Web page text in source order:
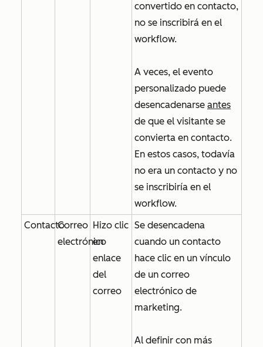
convertido en contacto,
no se inscribirá en el
workflow.
A veces, el evento
personalizado puede
desencadenarse antes
de que el visitante se
convierta en contacto.
En estos casos, todavía
no era un contacto y no
se inscribiría en el
workflow.
ContactoCorreo
electrónico
Hizo clic
en
enlace
del
correo
Se desencadena
cuando un contacto
hace clic en un vínculo
de un correo
electrónico de
marketing.
Al definir con más